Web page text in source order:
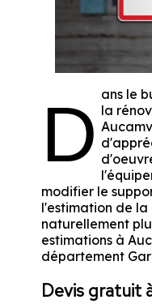
D ans le
la
modifier le
l'estimation de
naturellement
estimations à
département
Devis gratuit